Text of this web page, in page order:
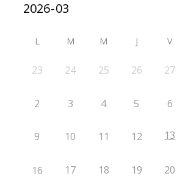
L M M J V
23 24 25 26 27
2 3 4 5 6
9 10 11 12 13
16 17 18 19 20